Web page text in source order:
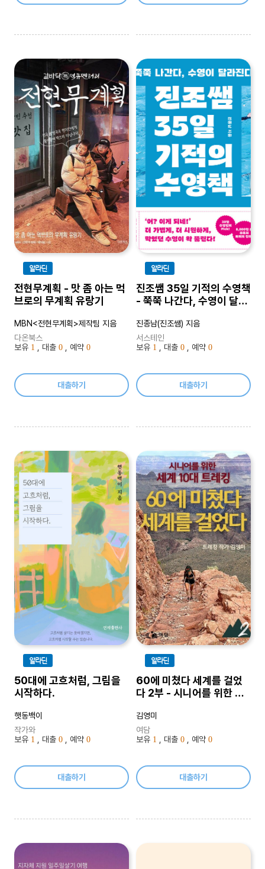
알라딘
전현무계획 - 맛 좀 아는 먹
브로의 무계획 유랑기
MBN<전현무계획>제작팀 지음
다온북스
보유 1 , 대출 0 , 예약 0
대출하기
알라딘
진조쌤 35일 기적의 수영책
- 쭉쭉 나간다, 수영이 달라
진종남(진조쌤) 지음
서스테인
보유 1 , 대출 0 , 예약 0
대출하기
알라딘
50대에 고흐처럼, 그림을
시작하다.
햇동백이
작가와
보유 1 , 대출 0 , 예약 0
대출하기
알라딘
60에 미쳤다 세계를 걸었
다 2부 - 시니어를 위한 세
김영미
여담
보유 1 , 대출 0 , 예약 0
대출하기